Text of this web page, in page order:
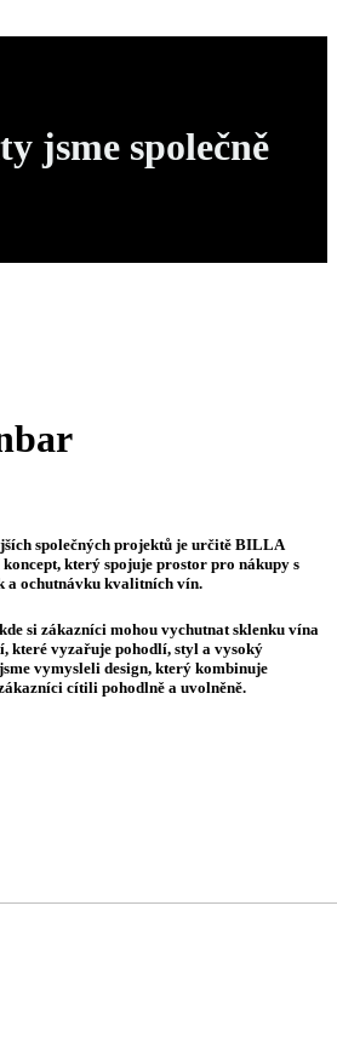
jsme společně
společných projektů je určitě BILLA
koncept, který spojuje prostor pro nákupy s
a ochutnávku kvalitních vín.
si zákazníci mohou vychutnat sklenku vína
které vyzařuje pohodlí, styl a vysoký
vymysleli design, který kombinuje
cítili pohodlně a uvolněně.